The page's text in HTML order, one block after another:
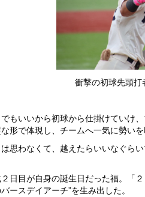
衝撃の初球先頭
でもいいから初球から仕掛けていけ
形で体現し、チームへ一気に勢いを
は思わなくて、越えたらいいなぐら
日目が自身の誕生日だった福。「
ースデイアーチ”を生み出した。